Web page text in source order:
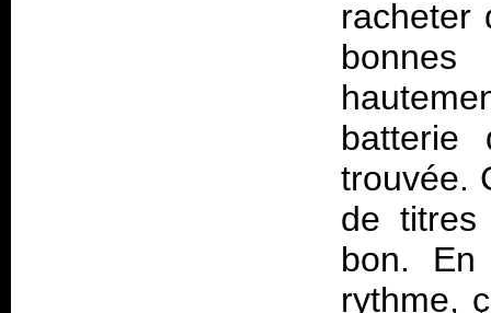
racheter
bonnes
batterie
trouvée.
de titres
bon.
rythme,